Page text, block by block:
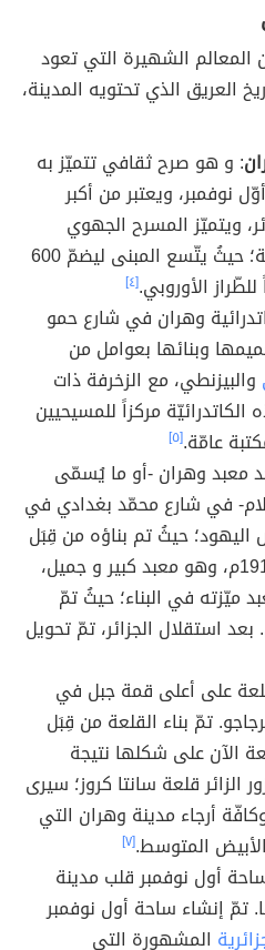
المعالم الشهيرة التي تعود
العريق الذي تحتويه المدينة،
: و هو صرح ثقافي تتميّز به
نوفمبر، ويعتبر من أكبر
ويتميّز المسرح الجهوي
بالقاعات والصّالات الضّخمة؛ حيثُ يتّسع المبنى ليضمّ 600
الأوروبي.[٤]
وهران في شارع حمو
وبنائها بعوامل من
والبيزنطي، مع الزخرفة ذات
مركزاً للمسيحيين
عامّة.[٥]
معبد وهران -أو ما يُسمّى
في شارع محمّد بغدادي في
حيثُ تم بناؤه من قِبَل
اليهود في الجزائر عام 1918م، وهو معبد كبير و جميل،
ميّزته في البناء؛ حيثُ تمّ
. بعد استقلال الجزائر، تمّ تحويل
على أعلى قمة جبل في
تمّ بناء القلعة من قِبَل
الآن على شكلها نتيجة
الزائر قلعة سانتا كروز؛ سيرى
أرجاء مدينة وهران التي
المتوسط.[٧]
أول نوفمبر قلب مدينة
تمّ إنشاء ساحة أول نوفمبر
المشهورة التي